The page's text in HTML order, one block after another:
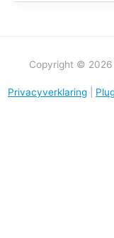
Copyright © 2026
Privacyverklaring